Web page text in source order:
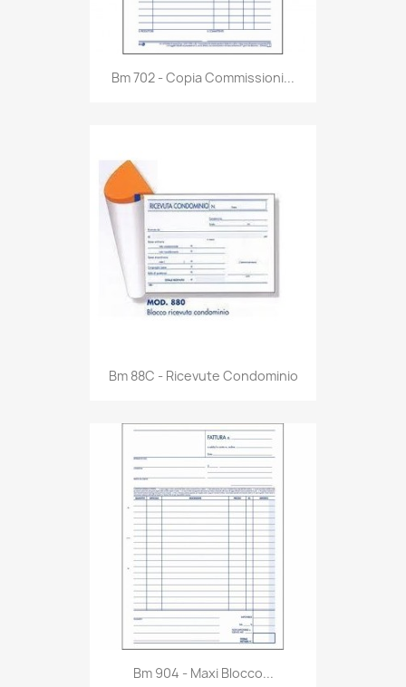
Anteprima
Bm 702 - Copia Commissioni...
Anteprima
Bm 88C - Ricevute Condominio
Anteprima
Bm 904 - Maxi Blocco...